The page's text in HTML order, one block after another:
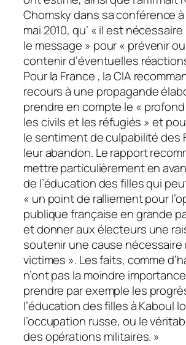
Chomsky dans sa conférence à
mai 2010, qu’ « il est nécessaire
le message » pour « prévenir
contenir d’éventuelles
Pour la France , la CIA
recours à une propagande
prendre en compte le «
les civils et les réfugiés » et
le sentiment de culpabilité des
leur abandon. Le rapport
mettre particulièrement en
de l’éducation des filles qui
« un point de ralliement pour
publique française en grande
et donner aux électeurs une
soutenir une cause nécessaire
victimes ». Les faits, comme
n’ont pas la moindre
prendre par exemple les
l’éducation des filles à Kaboul
l’occupation russe, ou le
des opérations militaires. »